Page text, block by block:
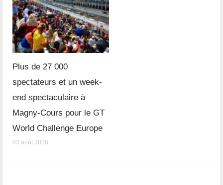
Plus de 27 000
spectateurs et un week-
end spectaculaire à
Magny-Cours pour le GT
World Challenge Europe
03 août 2026